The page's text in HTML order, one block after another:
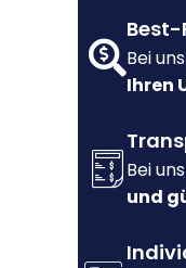
Bei
Ihren
Bei
und